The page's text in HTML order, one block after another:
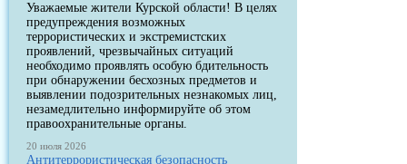
Уважаемые жители Курской области! В целях
предупреждения возможных
террористических и экстремистских
проявлений, чрезвычайных ситуаций
необходимо проявлять особую бдительность
при обнаружении бесхозных предметов и
выявлении подозрительных незнакомых лиц,
незамедлительно информируйте об этом
правоохранительные органы.
20 июля 2026
Антитеррористическая безопасность